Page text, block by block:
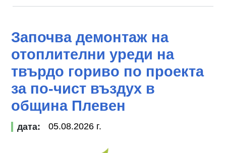
Започва демонтаж на
отоплителни уреди на
твърдо гориво по проекта
за по-чист въздух в
община Плевен
дата: 05.08.2026 г.